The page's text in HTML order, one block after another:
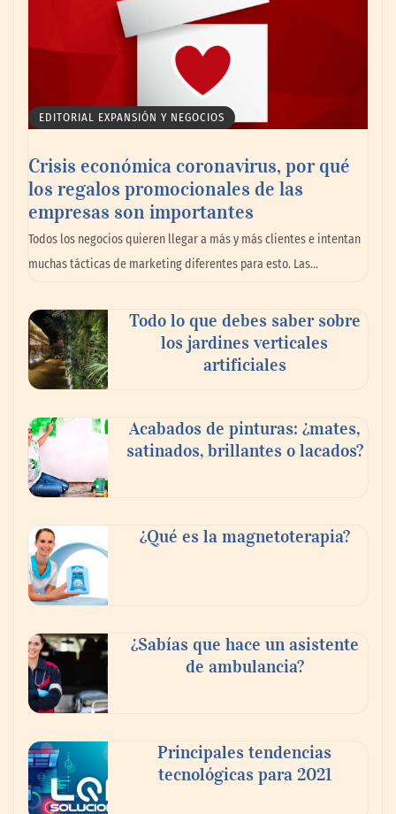
Toro Tapas inaugura su Raw Bar: una
experiencia desde mediodía hasta el
anochecer con cocina abierta
El nuevo mapa de zonas tensionadas abre
nuevos frentes legales para propietarios e
inquilinos en Cataluña
La luz roja, el nuevo aftersun, actúa en la
recuperación de la piel después del sol
EDITORIAL EXPANSIÓN Y NEGOCIOS
Crisis económica coronavirus, por qué
los regalos promocionales de las
empresas son importantes
Todos los negocios quieren llegar a más y más clientes e intentan
muchas tácticas de marketing diferentes para esto. Las…
Todo lo que debes saber sobre
los jardines verticales
artificiales
Acabados de pinturas: ¿mates,
satinados, brillantes o lacados?
¿Qué es la magnetoterapia?
¿Sabías que hace un asistente
de ambulancia?
Principales tendencias
tecnológicas para 2021